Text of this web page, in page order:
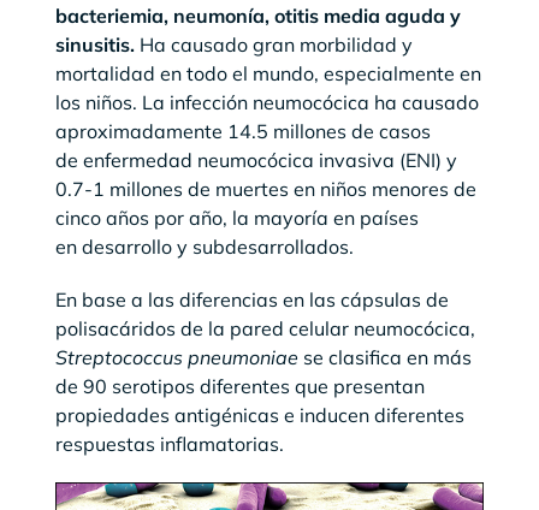
bacteriemia, neumonía, otitis media aguda y
sinusitis.Ha causado gran morbilidad y
mortalidad en todo el mundo, especialmente en
los niños. La infección neumocócica ha causado
aproximadamente 14.5 millones de casos
de enfermedad neumocócica invasiva (ENI) y
0.7-1 millones de muertes en niños menores de
cinco años por año, la mayoría en países
en desarrollo y subdesarrollados.
En base a las diferencias en las cápsulas de
polisacáridos de la pared celular neumocócica,
Streptococcus pneumoniae se clasifica en más
de 90 serotipos diferentes que presentan
propiedades antigénicas e inducen diferentes
respuestas inflamatorias.